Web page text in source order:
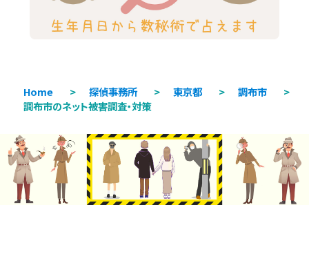
Home > 探偵事務所 > 東京都 > 調布市
>
調布市のネット被害調査・対策